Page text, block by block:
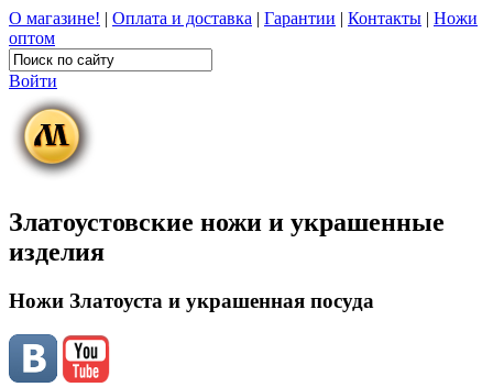
О магазине! | Оплата и доставка | Гарантии | Контакты | Ножи
оптом
Войти
Златоустовские ножи и украшенные
изделия
Ножи Златоуста и украшенная посуда